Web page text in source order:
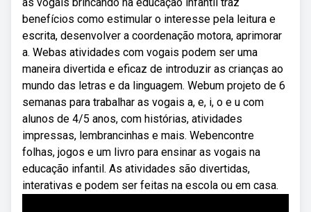
benefícios como estimular o interesse pela leitura e
escrita, desenvolver a coordenação motora, aprimorar
a. Webas atividades com vogais podem ser uma
maneira divertida e eficaz de introduzir as crianças ao
mundo das letras e da linguagem. Webum projeto de 6
semanas para trabalhar as vogais a, e, i, o e u com
alunos de 4/5 anos, com histórias, atividades
impressas, lembrancinhas e mais. Webencontre
folhas, jogos e um livro para ensinar as vogais na
educação infantil. As atividades são divertidas,
interativas e podem ser feitas na escola ou em casa.